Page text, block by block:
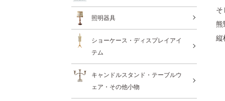
熊
縦
照明器具
ショーケース・ディスプレイアイ
テム
キャンドルスタンド・テーブルウ
ェア・その他小物